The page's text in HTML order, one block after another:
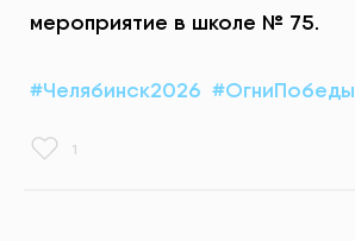
мероприятие в школе № 75.
#Челябинск2026 #ОгниПобеды
1